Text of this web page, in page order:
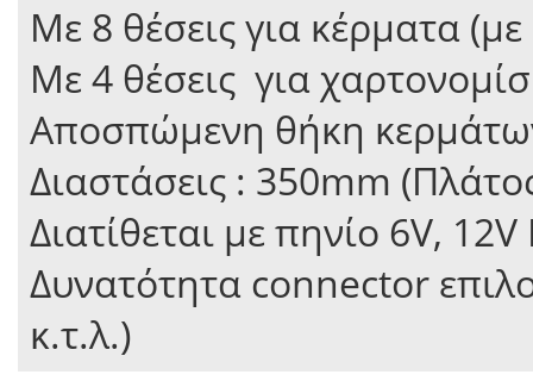
Με 8 θέσεις για κέρματα
Με 4 θέσεις για
Αποσπώμενη θήκη
Διαστάσεις : 350mm
Διατίθεται με πηνίο 6V,
Δυνατότητα connector
κ.τ.λ.)